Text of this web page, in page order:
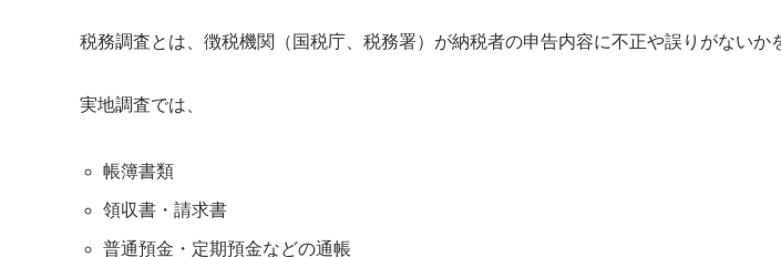
税務調査とは、徴税機関（国税庁、税務署）が納税者の申告内容に不正や誤りがないか
実地調査では、
帳簿書類
領収書・請求書
普通預金・定期預金などの通帳